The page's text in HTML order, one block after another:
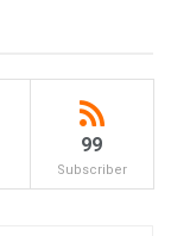
99
Subscriber